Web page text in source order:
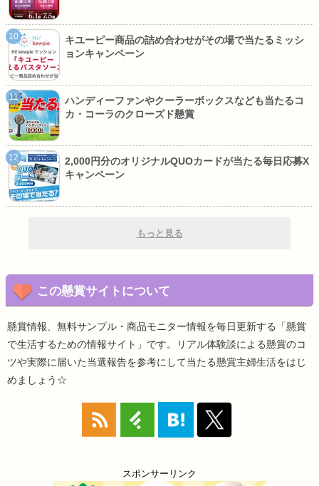
キユーピー商品の詰め合わせがその場で当たるミッシ
ョンキャンペーン
ハンディーファンやクーラーボックスなども当たるコ
カ・コーラのクローズド懸賞
2,000円分のオリジナルQUOカードが当たる毎日応募X
キャンペーン
もっと見る
この懸賞サイトについて
懸賞情報、無料サンプル・商品モニター情報を毎日更新する「懸賞
で生活するための情報サイト」です。リアル体験談による懸賞のコ
ツや実際に届いた当選報告を参考にして当たる懸賞主婦生活をはじ
めましょう☆
スポンサーリンク